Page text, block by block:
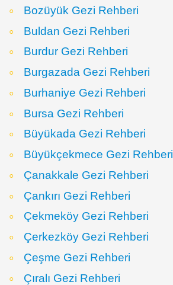
Bozüyük Gezi Rehberi
Buldan Gezi Rehberi
Burdur Gezi Rehberi
Burgazada Gezi Rehberi
Burhaniye Gezi Rehberi
Bursa Gezi Rehberi
Büyükada Gezi Rehberi
Büyükçekmece Gezi Rehberi
Çanakkale Gezi Rehberi
Çankırı Gezi Rehberi
Çekmeköy Gezi Rehberi
Çerkezköy Gezi Rehberi
Çeşme Gezi Rehberi
Çıralı Gezi Rehberi